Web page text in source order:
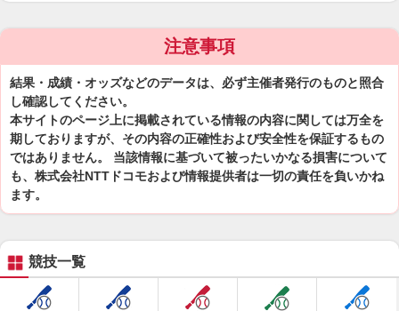
注意事項
結果・成績・オッズなどのデータは、必ず主催者発行のものと照合
し確認してください。
本サイトのページ上に掲載されている情報の内容に関しては万全を
期しておりますが、その内容の正確性および安全性を保証するもの
ではありません。 当該情報に基づいて被ったいかなる損害について
も、株式会社NTTドコモおよび情報提供者は一切の責任を負いかね
ます。
競技一覧